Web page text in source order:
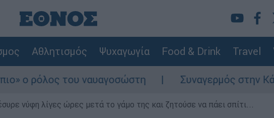
Αθλητισμός Ψυχαγωγία Food & Drink Travel
του ναυαγοσώστη Συναγερμός στην Κάρπαθο:
νύφη λίγες ώρες μετά το γάμο της και ζητούσε να πάει σπίτι...